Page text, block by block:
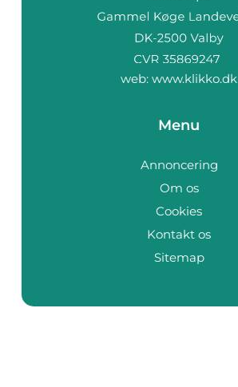
web: www.klikko.dk
Menu
Annoncering
Om os
Cookies
Kontakt os
Sitemap